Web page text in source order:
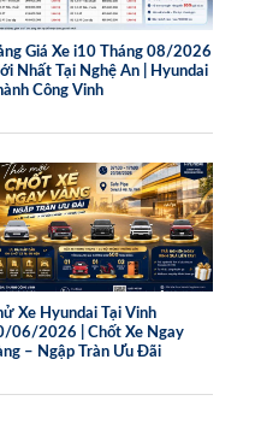
Giá Xe i10 Tháng 08/2026
Nhất Tại Nghệ An | Hyundai
Công Vinh
Xe Hyundai Tại Vinh
06/2026 | Chốt Xe Ngay
– Ngập Tràn Ưu Đãi